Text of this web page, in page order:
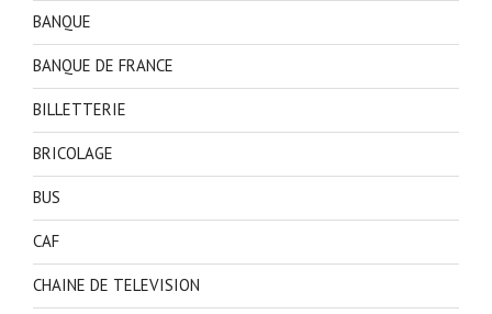
BANQUE
BANQUE DE FRANCE
BILLETTERIE
BRICOLAGE
BUS
CAF
CHAINE DE TELEVISION